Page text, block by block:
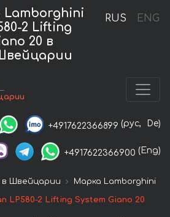
RUS ENG
2 Lifting
20 в
+4917622366899 (рус, De)
+4917622366900 (Eng)
Швейцарии Марка Lamborghini
LP580-2 Lifting System Giano 20